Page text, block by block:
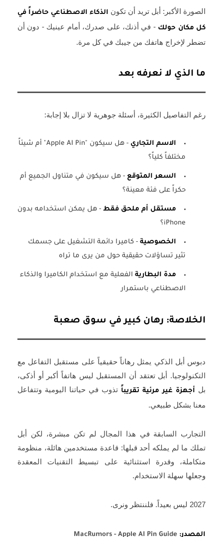
الصورة الأكبر: أبل تريد أن تكون الذكاء الاصطناعي حاضراً في
كل مكان حولك - في أذنك، على صدرك، أمام عينيك - دون أن
تضطر لإخراج هاتفك من جيبك في كل مرة.
ما الذي لا نعرفه بعد
رغم التفاصيل الكثيرة، أسئلة جوهرية لا تزال بلا إجابة:
الاسم التجاري
- هل سيكون "Apple AI Pin" أم شيئاً
مختلفاً كلياً؟
السعر المتوقع - هل سيكون في متناول الجميع أم
حكراً على فئة معينة؟
مستقل أم ملحق فقط - هل يمكن استخدامه بدون
iPhone؟
الخصوصية - كاميرا دائمة التشغيل على جسمك
تثير تساؤلات حقيقية حول من يرى ما تراه
مدة البطارية الفعلية مع استخدام الكاميرا والذكاء
الاصطناعي باستمرار
الخلاصة: رهان كبير في سوق صعبة
دبوس أبل الذكي يمثل رهاناً حقيقياً على مستقبل التفاعل مع
التكنولوجيا. أبل تعتقد أن المستقبل ليس هاتفاً أكبر أو أذكى،
بل أجهزة غير مرئية تقريباً تذوب في حياتنا اليومية وتتفاعل
معنا بشكل طبيعي.
التجارب السابقة في هذا المجال لم تكن مبشرة، لكن أبل
تملك ما لم يملكه أحد قبلها: قاعدة مستخدمين هائلة، منظومة
متكاملة، وقدرة استثنائية على تبسيط التقنيات المعقدة
وجعلها سهلة الاستخدام.
2027 ليس بعيداً. فلننتظر ونرى.
المصدر: MacRumors - Apple AI Pin Guide